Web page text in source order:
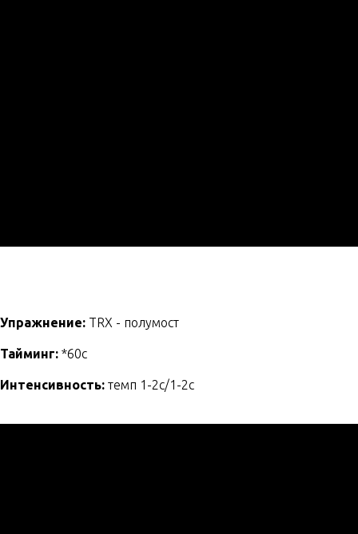
Упражнение: TRX - полумост
Тайминг: *60с
Интенсивность: темп 1-2с/1-2с